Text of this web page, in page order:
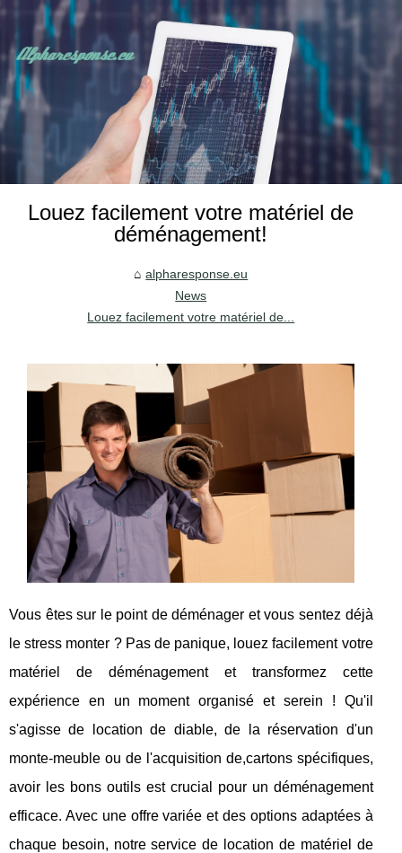
Louez facilement votre matériel de
déménagement!
alpharesponse.eu
News
Louez facilement votre matériel de...
Vous êtes sur le point de déménager et vous sentez déjà
le stress monter ? Pas de panique, louez facilement votre
matériel de déménagement et transformez cette
expérience en un moment organisé et serein ! Qu'il
s'agisse de location de diable, de la réservation d'un
monte-meuble ou de l'acquisition de,cartons spécifiques,
avoir les bons outils est crucial pour un déménagement
efficace. Avec une offre variée et des options adaptées à
chaque besoin, notre service de location de matériel de